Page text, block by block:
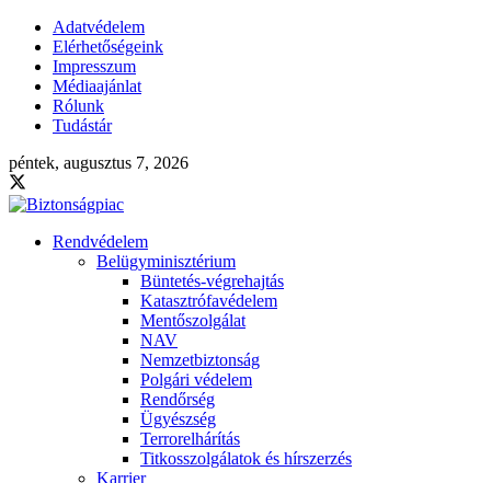
Adatvédelem
Elérhetőségeink
Impresszum
Médiaajánlat
Rólunk
Tudástár
péntek, augusztus 7, 2026
Rendvédelem
Belügyminisztérium
Büntetés-végrehajtás
Katasztrófavédelem
Mentőszolgálat
NAV
Nemzetbiztonság
Polgári védelem
Rendőrség
Ügyészség
Terrorelhárítás
Titkosszolgálatok és hírszerzés
Karrier